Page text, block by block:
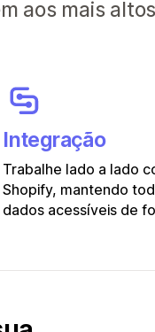
aos mais
Integração
Trabalhe lado a lado
Shopify, mantendo
dados acessíveis de